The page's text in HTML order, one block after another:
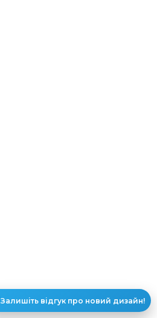
Залишіть відгук про новий дизайн!